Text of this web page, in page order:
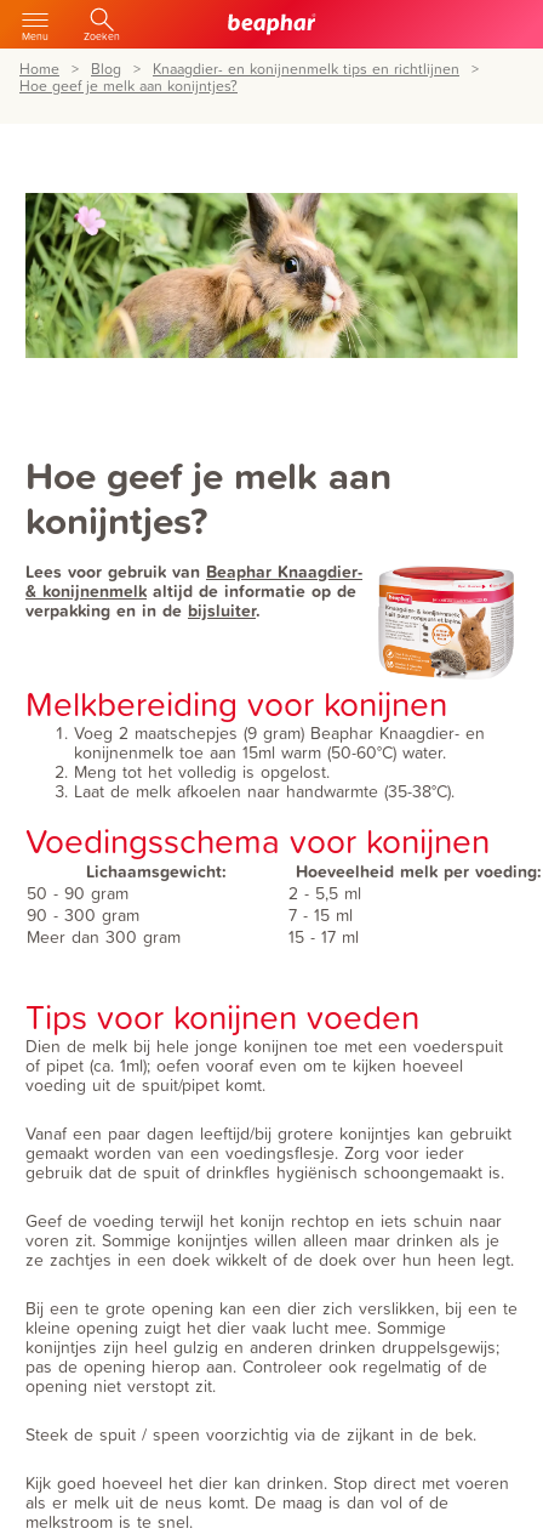
Menu Zoeken
Home Blog
Knaagdier- en konijnenmelk tips en richtlijnen
Hoe geef je melk aan konijntjes?
Hoe geef je melk aan
konijntjes?
Lees voor gebruik van Beaphar Knaagdier-
& konijnenmelk altijd de informatie op de
verpakking en in de bijsluiter.
Melkbereiding voor konijnen
Voeg 2 maatschepjes (9 gram) Beaphar Knaagdier- en
konijnenmelk toe aan 15ml warm (50-60°C) water.
Meng tot het volledig is opgelost.
Laat de melk afkoelen naar handwarmte (35-38°C).
Voedingsschema voor konijnen
Lichaamsgewicht: Hoeveelheid melk per voeding:
50 - 90 gram
2 - 5,5 ml
90 - 300 gram
7 - 15 ml
Meer dan 300 gram
15 - 17 ml
Tips voor konijnen voeden
Dien de melk bij hele jonge konijnen toe met een voederspuit
of pipet (ca. 1ml); oefen vooraf even om te kijken hoeveel
voeding uit de spuit/pipet komt.
Vanaf een paar dagen leeftijd/bij grotere konijntjes kan gebruikt
gemaakt worden van een voedingsflesje. Zorg voor ieder
gebruik dat de spuit of drinkfles hygiënisch schoongemaakt is.
Geef de voeding terwijl het konijn rechtop en iets schuin naar
voren zit. Sommige konijntjes willen alleen maar drinken als je
ze zachtjes in een doek wikkelt of de doek over hun heen legt.
Bij een te grote opening kan een dier zich verslikken, bij een te
kleine opening zuigt het dier vaak lucht mee. Sommige
konijntjes zijn heel gulzig en anderen drinken druppelsgewijs;
pas de opening hierop aan. Controleer ook regelmatig of de
opening niet verstopt zit.
Steek de spuit / speen voorzichtig via de zijkant in de bek.
Kijk goed hoeveel het dier kan drinken. Stop direct met voeren
als er melk uit de neus komt. De maag is dan vol of de
melkstroom is te snel.